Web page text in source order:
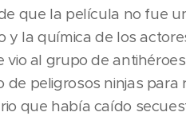
que la película no fue
y la química de los
vio al grupo de
de peligrosos ninjas
que había caído